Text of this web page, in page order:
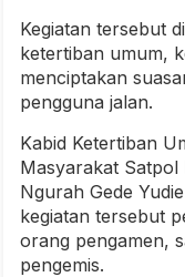
Kegiatan tersebut
ketertiban umum,
menciptakan
pengguna jalan.
Kabid Ketertiban
Masyarakat Satpol
Ngurah Gede
kegiatan tersebut
orang pengamen,
pengemis.